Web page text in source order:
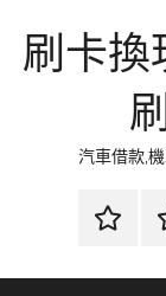
刷卡換
汽車借款,
首